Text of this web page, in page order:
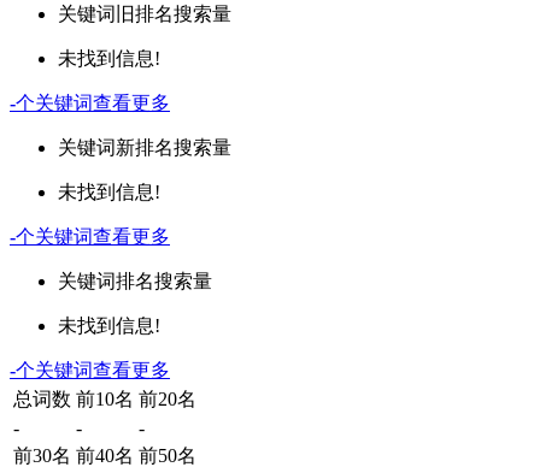
关键词 旧排名搜索量
未找到信息!
-个关键词查看更多
关键词新排名搜索量
未找到信息!
-个关键词查看更多
关键词排名搜索量
未找到信息!
-个关键词查看更多
总词数 前10名 前20名
-
-
-
前30名 前40名 前50名